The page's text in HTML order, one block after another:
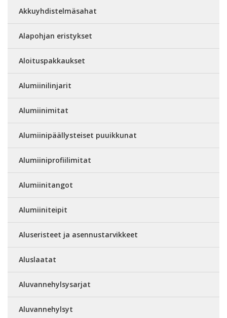
Akkuyhdistelmäsahat
Alapohjan eristykset
Aloituspakkaukset
Alumiinilinjarit
Alumiinimitat
Alumiinipäällysteiset puuikkunat
Alumiiniprofiilimitat
Alumiinitangot
Alumiiniteipit
Aluseristeet ja asennustarvikkeet
Aluslaatat
Aluvannehylsysarjat
Aluvannehylsyt